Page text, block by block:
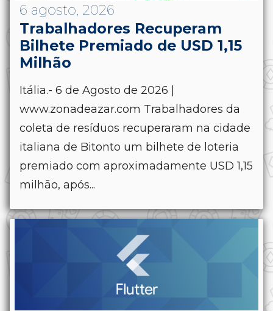
6 agosto, 2026
Trabalhadores Recuperam
Bilhete Premiado de USD 1,15
Milhão
Itália.- 6 de Agosto de 2026 |
www.zonadeazar.com Trabalhadores da
coleta de resíduos recuperaram na cidade
italiana de Bitonto um bilhete de loteria
premiado com aproximadamente USD 1,15
milhão, após...